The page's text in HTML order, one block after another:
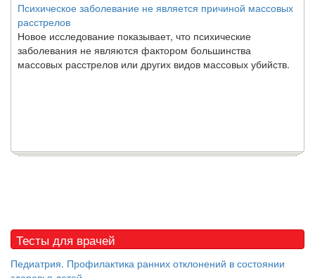
Психическое заболевание не является причиной массовых
расстрелов
Новое исследование показывает, что психические
заболевания не являются фактором большинства
массовых расстрелов или других видов массовых убийств.
Тесты для врачей
Педиатрия. Профилактика ранних отклонений в состоянии